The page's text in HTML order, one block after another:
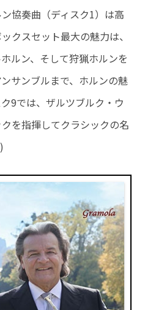
協奏曲（ディスク1）は高
クスセット最大の魅力は、
ルン、そして狩猟ホルンを
サンブルまで、ホルンの魅
9では、ザルツブルク・ウ
を指揮してクラシックの名